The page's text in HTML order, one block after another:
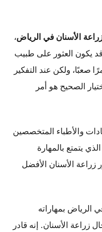
الأسنان في الرياض،
يكون العثور على طبيب
صعبًا، ولكن عند التفكير
الصحيح هو أمر
والأطباء المتخصصين
يتمتع بالمهارة
زراعة الأسنان الأفضل
الرياض بمهاراته
زراعة الأسنان. إنه قادر